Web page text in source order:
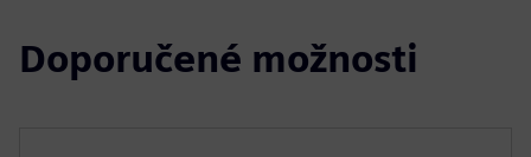
Doporučené možnosti